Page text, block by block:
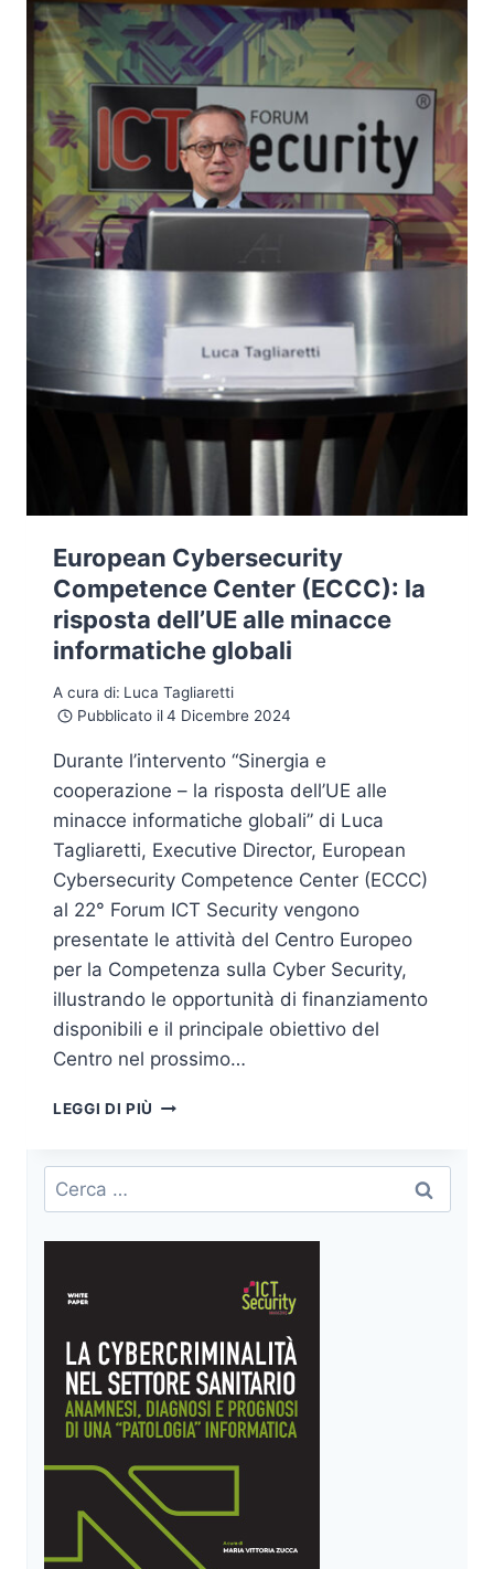
ITALIANA
ED
EUROPEA
VERSO
IL
2030
European Cybersecurity
Competence Center (ECCC): la
risposta dell’UE alle minacce
informatiche globali
A cura di: Luca Tagliaretti
Pubblicato il 4 Dicembre 2024
Durante l’intervento “Sinergia e
cooperazione – la risposta dell’UE alle
minacce informatiche globali” di Luca
Tagliaretti, Executive Director, European
Cybersecurity Competence Center (ECCC)
al 22° Forum ICT Security vengono
presentate le attività del Centro Europeo
per la Competenza sulla Cyber Security,
illustrando le opportunità di finanziamento
disponibili e il principale obiettivo del
Centro nel prossimo…
LEGGI DI PIÙ EUROPEAN
CENTER
RISPOSTA
GLOBALI
Ricerca
per: